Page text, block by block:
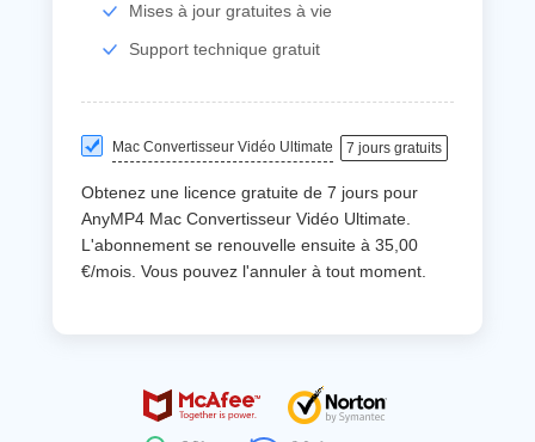
Mises à jour gratuites à vie
Support technique gratuit
Mac Convertisseur Vidéo Ultimate 7 jours gratuits
Obtenez une licence gratuite de 7 jours pour
AnyMP4 Mac Convertisseur Vidéo Ultimate.
L'abonnement se renouvelle ensuite à 35,00
€/mois. Vous pouvez l'annuler à tout moment.